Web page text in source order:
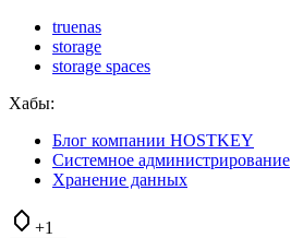
truenas
storage
storage spaces
Хабы:
Блог компании HOSTKEY
Системное администрирование
Хранение данных
+1